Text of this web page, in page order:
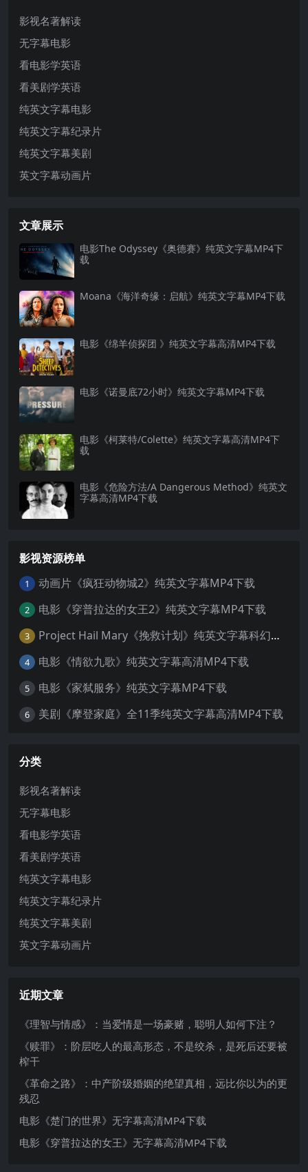
影视名著解读
无字幕电影
看电影学英语
看美剧学英语
纯英文字幕电影
纯英文字幕纪录片
纯英文字幕美剧
英文字幕动画片
文章展示
电影The Odyssey《奥德赛》纯英文字幕MP4下
载
Moana《海洋奇缘：启航》纯英文字幕MP4下载
电影《绵羊侦探团 》纯英文字幕高清MP4下载
电影《诺曼底72小时》纯英文字幕MP4下载
电影《柯莱特/Colette》纯英文字幕高清MP4下
载
电影《危险方法/A Dangerous Method》纯英文
字幕高清MP4下载
影视资源榜单
1 动画片《疯狂动物城2》纯英文字幕MP4下载
2 电影《穿普拉达的女王2》纯英文字幕MP4下载
3 Project Hail Mary《挽救计划》纯英文字幕科幻电影MP4下载
4 电影《情欲九歌》纯英文字幕高清MP4下载
5 电影《家弑服务》纯英文字幕MP4下载
6 美剧《摩登家庭》全11季纯英文字幕高清MP4下载
分类
影视名著解读
无字幕电影
看电影学英语
看美剧学英语
纯英文字幕电影
纯英文字幕纪录片
纯英文字幕美剧
英文字幕动画片
近期文章
《理智与情感》：当爱情是一场豪赌，聪明人如何下注？
《赎罪》：阶层吃人的最高形态，不是绞杀，是死后还要被
榨干
《革命之路》：中产阶级婚姻的绝望真相，远比你以为的更
残忍
电影《楚门的世界》无字幕高清MP4下载
电影《穿普拉达的女王》无字幕高清MP4下载